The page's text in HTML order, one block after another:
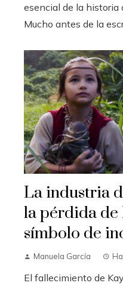
esencial de la historia
Mucho antes de la
La industria
la pérdida de
símbolo de
Manuela García
El fallecimiento de